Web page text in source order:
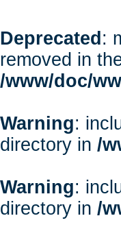
Deprecated :
removed in
/www/doc/
Warning:
directory in /
Warning:
directory in /